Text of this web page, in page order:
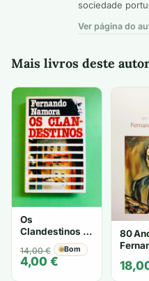
sociedade
Ver página do
Mais livros deste
Os
Clandestinos -
Fernando
Namora
14,00€
O
preço
original
4,00 €
O
preço
atual
Bom
80